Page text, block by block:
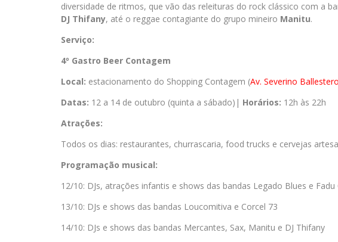
diversidade de ritmos, que vão das releituras do rock clássico com a
DJ Thifany, até o reggae contagiante do grupo mineiro Manitu.
Serviço:
4º Gastro Beer Contagem
Local: estacionamento do Shopping Contagem (Av. Severino
Datas: 12 a 14 de outubro (quinta a sábado)| Horários: 12h às 22h
Atrações:
Todos os dias: restaurantes, churrascaria, food trucks e cervejas
Programação musical:
12/10: DJs, atrações infantis e shows das bandas Legado Blues e Fadu
13/10: DJs e shows das bandas Loucomitiva e Corcel 73
14/10: DJs e shows das bandas Mercantes, Sax, Manitu e DJ Thifany